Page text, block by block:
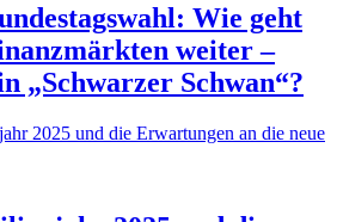
Wie geht
weiter –
„Schwarzer Schwan“?